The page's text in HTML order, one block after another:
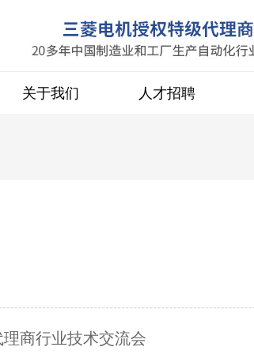
关于我们 人才招聘
商行业技术交流会